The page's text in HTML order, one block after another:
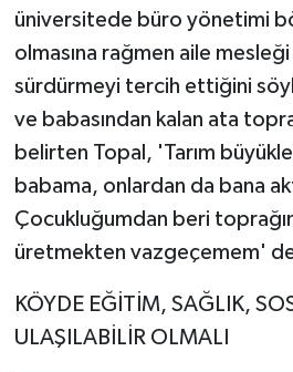
üniversitede büro yönetimi
olmasına rağmen aile mesleği
sürdürmeyi tercih ettiğini
ve babasından kalan ata
belirten Topal, 'Tarım
babama, onlardan da bana
Çocukluğumdan beri
üretmekten vazgeçemem'
KÖYDE EĞİTİM, SAĞLIK,
ULAŞILABİLİR OLMALI